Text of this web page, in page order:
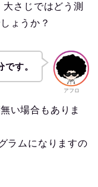
さじではどう測
ょうか？
アフロ
す。
い場合もありま
ラムになりますの